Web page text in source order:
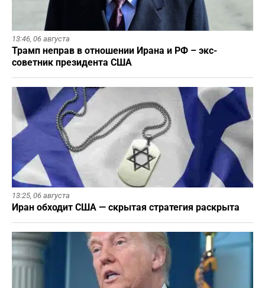
13:46, 06 августа
Трамп неправ в отношении Ирана и РФ – экс-
советник президента США
13:25, 06 августа
Иран обходит США — скрытая стратегия раскрыта